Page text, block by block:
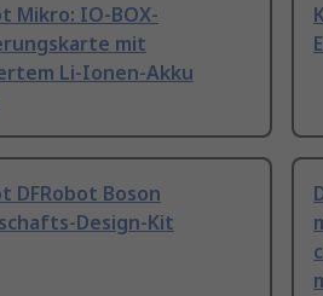
Mikro: IO-BOX-
mit
Li-Ionen-Akku
DFRobot Boson
Design-Kit